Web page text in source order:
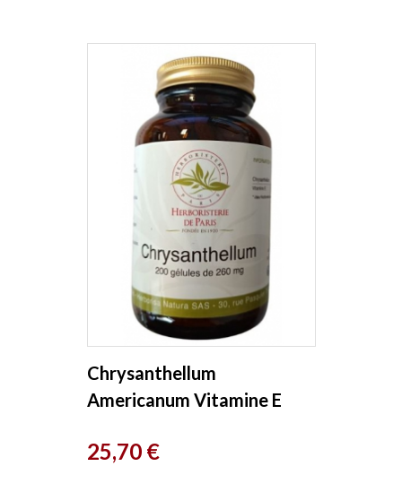
Chrysanthellum
Americanum Vitamine E
de Paris
Prix
25,70 €